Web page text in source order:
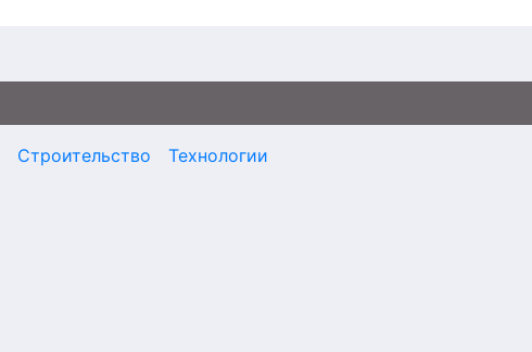
Строительство Технологии